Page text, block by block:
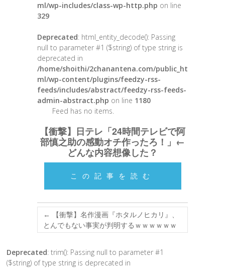
ml/wp-includes/class-wp-http.php on line
329
Deprecated: html_entity_decode(): Passing
null to parameter #1 ($string) of type string is
deprecated in
/home/shoithi/2chanantena.com/public_ht
ml/wp-content/plugins/feedzy-rss-
feeds/includes/abstract/feedzy-rss-feeds-
admin-abstract.php on line 1180
Feed has no items.
【衝撃】日テレ「24時間テレビで阿
部慎之助の感動オチ作ったろ！」←
どんな内容想像した？
この記事を読む
←
【衝撃】名作漫画『ホタルノヒカリ』、
とんでもない事実が判明するｗｗｗｗｗｗ
Deprecated: trim(): Passing null to parameter #1
($string) of type string is deprecated in